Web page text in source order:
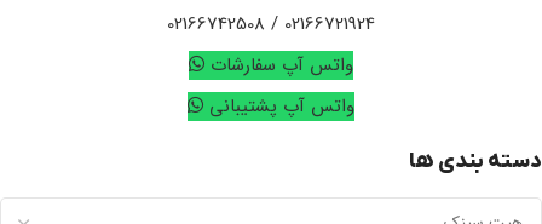
02166721924 / 02166742508
واتس آپ سفارشات
واتس آپ پشتیبانی
دسته بندی ها